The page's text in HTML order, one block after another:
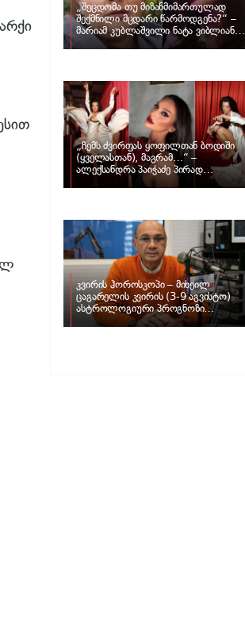
„შეცდომა თუ მიზანმიმართულად
შექმნილი მცდარი წარმოდგენა?“ –
მარიამ კუბლაშვილი ნატა ვიბლიანის
საქმეზე ვიდეომიმართვას ავრცელებს
„ჩემს ძვირფას ყოფილთან ბოდიში
(ყველასთან), მაგრამ…“ –
ალექსანდრა პაიჭაძე პირად
კვირის ჰოროსკოპი – მიხეილ
ცაგარელის კვირის (3-9 აგვისტო)
ასტროლოგიური პროგნოზი
ზოდიაქოს ნიშნებისთვის